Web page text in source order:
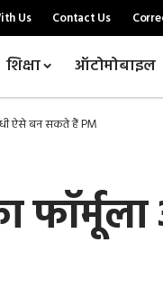
Us Contact Us
शिक्षा ऑटोमोबाइल
ऐसे बन सकते हैं PM